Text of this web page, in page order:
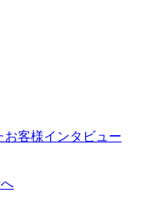
客様インタビュー